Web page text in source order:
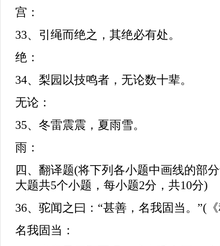
宫：
33、引绳而绝之，其绝必有处。
绝：
34、梨园以技鸣者，无论数十辈。
无论：
35、冬雷震震，夏雨雪。
雨：
四、翻译题(将下列各小题中画线的部
大题共5个小题，每小题2分，共10分)
36、驼闻之曰：“甚善，名我固当。”(
名我固当：